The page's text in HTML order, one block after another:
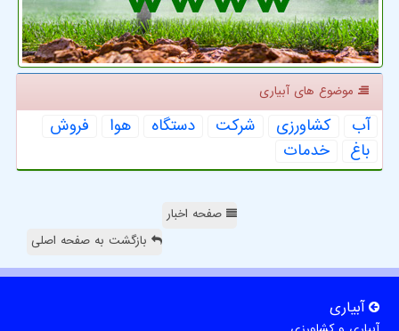
موضوع های آبیاری
آب كشاورزی شركت دستگاه هوا
فروش
باغ
خدمات
صفحه اخبار
بازگشت به صفحه اصلی
آبیاری